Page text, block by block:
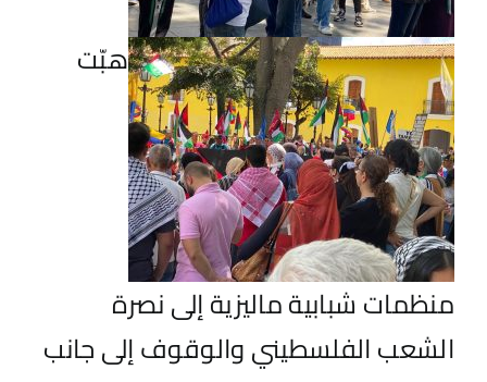
هبّت
منظمات شبابية ماليزية إلى نصرة
الشعب الفلسطيني والوقوف إلى جانب